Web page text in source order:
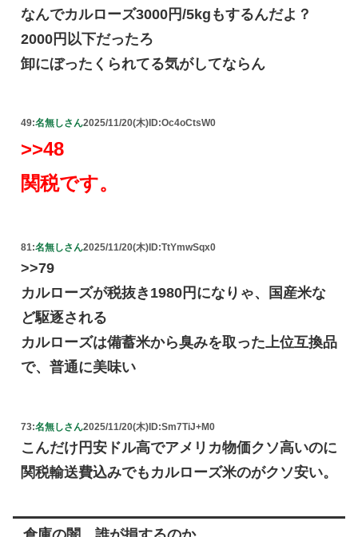
なんでカルローズ3000円/5kgもするんだよ？
2000円以下だったろ
卸にぼったくられてる気がしてならん
49:名無しさん2025/11/20(木) ID:Oc4oCtsW0
>>48
関税です。
81:名無しさん2025/11/20(木) ID:TtYmwSqx0
>>79
カルローズが税抜き1980円になりゃ、国産米な
ど駆逐される
カルローズは備蓄米から臭みを取った上位互換品
で、普通に美味い
73:名無しさん2025/11/20(木) ID:Sm7TiJ+M0
こんだけ円安ドル高でアメリカ物価クソ高いのに
関税輸送費込みでもカルローズ米のがクソ安い。